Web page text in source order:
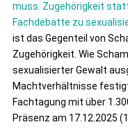
muss. Zugehörigkeit
Fachdebatte zu
ist das Gegenteil von
Zugehörigkeit. Wie
sexualisierter Gewalt
Machtverhältnisse
Fachtagung mit über
Präsenz am 17.12.2025